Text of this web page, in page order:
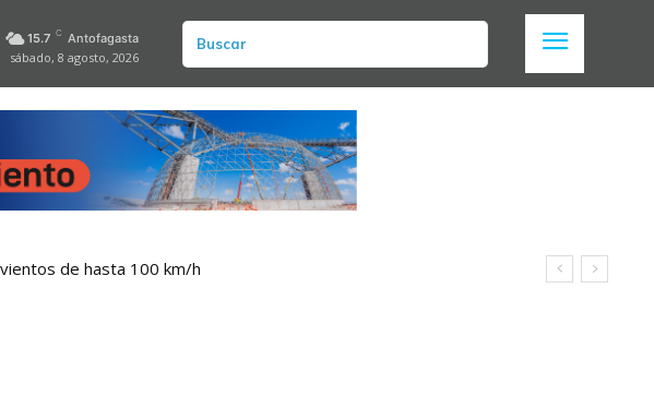
15.7 C Antofagasta
sábado, 8 agosto, 2026
Buscar
de hasta 100 km/h